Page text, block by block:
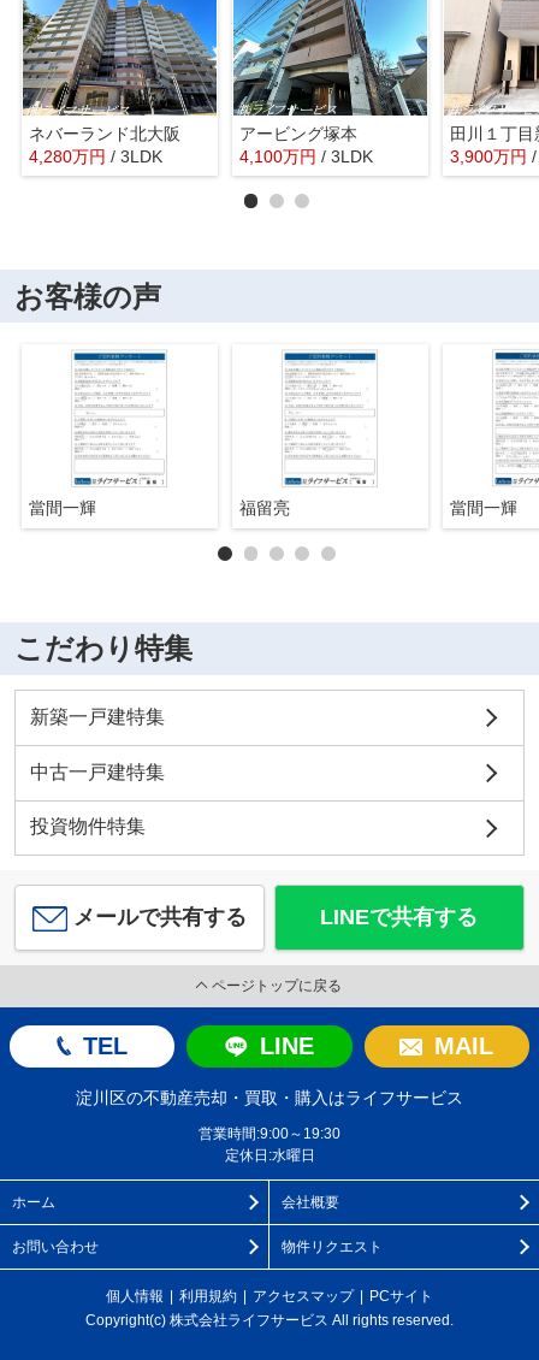
ネバーランド北大阪
4,280万円 / 3LDK
アービング塚本
4,100万円 / 3LDK
田川１丁
3,900万円
お客様の声
當間一輝 福留亮 當間一輝
こだわり特集
新築一戸建特集
中古一戸建特集
投資物件特集
メールで共有する LINEで共有する
ページトップに戻る
TEL LINE MAIL
淀川区の不動産売却・買取・購入はライフサービス
営業時間:9:00～19:30
定休日:水曜日
ホーム 会社概要
お問い合わせ 物件リクエスト
個人情報 利用規約 アクセスマップ
PCサイト
Copyright(c) 株式会社ライフサービス All rights reserved.